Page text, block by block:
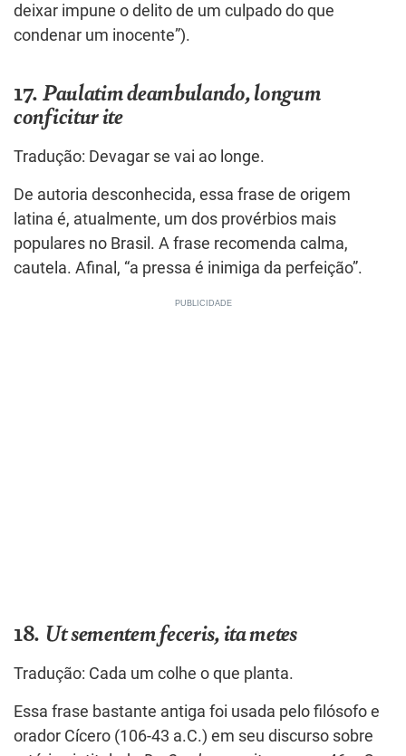
deixar impune o delito de um culpado do que
condenar um inocente”).
17.Paulatim deambulando, longum
conficitur ite
Tradução: Devagar se vai ao longe.
De autoria desconhecida, essa frase de origem
latina é, atualmente, um dos provérbios mais
populares no Brasil. A frase recomenda calma,
cautela. Afinal, “a pressa é inimiga da perfeição”.
18. Ut sementem feceris, ita metes
Tradução: Cada um colhe o que planta.
Essa frase bastante antiga foi usada pelo filósofo e
orador Cícero (106-43 a.C.) em seu discurso sobre